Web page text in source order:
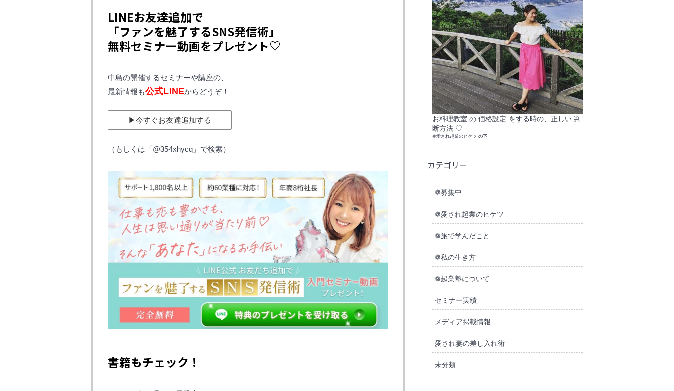
LINEお友達追加で
「ファンを魅了するSNS発信術」
無料セミナー動画をプレゼント♡
中島の開催するセミナーや講座の、
最新情報も公式LINEからどうぞ！
▶︎今すぐお友達追加する
（もしくは「@354xhycq」で検索）
書籍もチェック！
お料理教室 の 価格設定 をする時の、正しい 判
断方法 ♡
❁愛され起業のヒケツ の下
カテゴリー
❁募集中
❁愛され起業のヒケツ
❁旅で学んだこと
❁私の生き方
❁起業塾について
セミナー実績
メディア掲載情報
愛され妻の差し入れ術
未分類